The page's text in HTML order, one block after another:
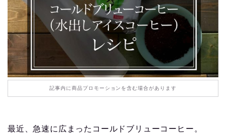
記事内に商品プロモーションを含む場合があります
最近、急速に広まったコールドブリューコーヒー。